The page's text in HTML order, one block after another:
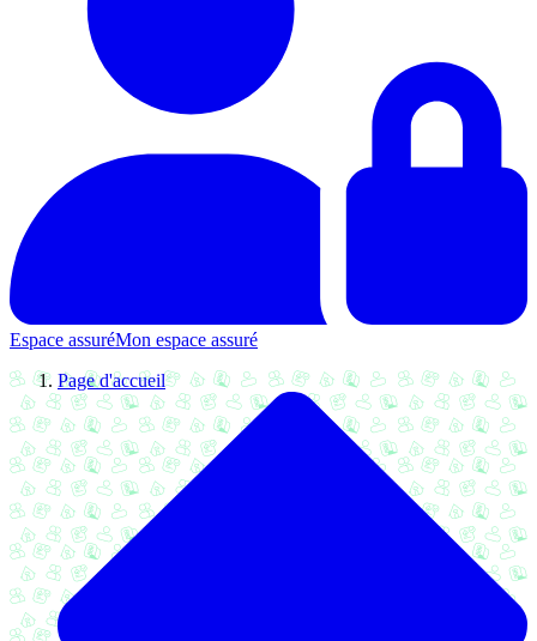
Espace assuréMon espace assuré
Page d'accueil